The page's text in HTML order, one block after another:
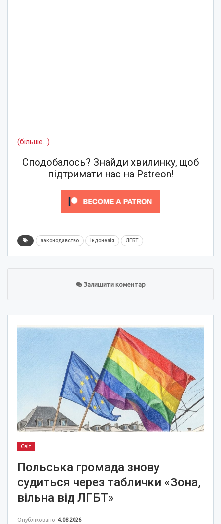
(більше…)
Сподобалось? Знайди хвилинку, щоб
підтримати нас на Patreon!
законодавство Індонезія ЛГБТ
Залишити коментар
Світ
Польська громада знову
судиться через таблички «Зона,
вільна від ЛГБТ»
Опубліковано 4.08.2026